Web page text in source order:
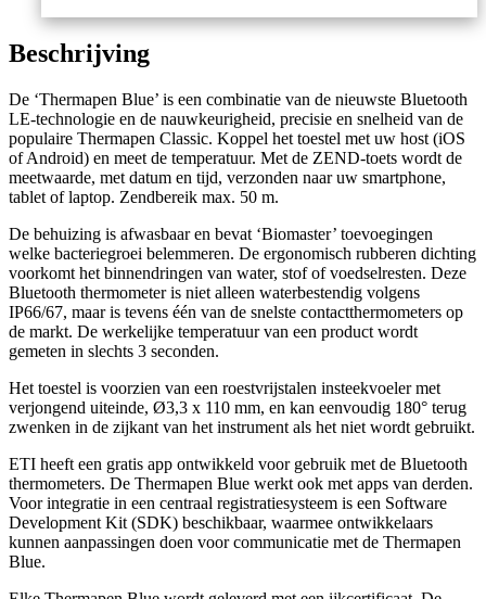
Beschrijving
De ‘Thermapen Blue’ is een combinatie van de nieuwste Bluetooth
LE-technologie en de nauwkeurigheid, precisie en snelheid van de
populaire Thermapen Classic. Koppel het toestel met uw host (iOS
of Android) en meet de temperatuur. Met de ZEND-toets wordt de
meetwaarde, met datum en tijd, verzonden naar uw smartphone,
tablet of laptop. Zendbereik max. 50 m.
De behuizing is afwasbaar en bevat ‘Biomaster’ toevoegingen
welke bacteriegroei belemmeren. De ergonomisch rubberen dichting
voorkomt het binnendringen van water, stof of voedselresten. Deze
Bluetooth thermometer is niet alleen waterbestendig volgens
IP66/67, maar is tevens één van de snelste contactthermometers op
de markt. De werkelijke temperatuur van een product wordt
gemeten in slechts 3 seconden.
Het toestel is voorzien van een roestvrijstalen insteekvoeler met
verjongend uiteinde, Ø3,3 x 110 mm, en kan eenvoudig 180° terug
zwenken in de zijkant van het instrument als het niet wordt gebruikt.
ETI heeft een gratis app ontwikkeld voor gebruik met de Bluetooth
thermometers. De Thermapen Blue werkt ook met apps van derden.
Voor integratie in een centraal registratiesysteem is een Software
Development Kit (SDK) beschikbaar, waarmee ontwikkelaars
kunnen aanpassingen doen voor communicatie met de Thermapen
Blue.